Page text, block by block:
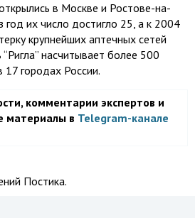
в Москве и Ростове-на-
год их число достигло 25, а к 2004
крупнейших аптечных сетей
насчитывает более 500
городах России.
комментарии экспертов и
материалы в Telegram-канале
Постика.